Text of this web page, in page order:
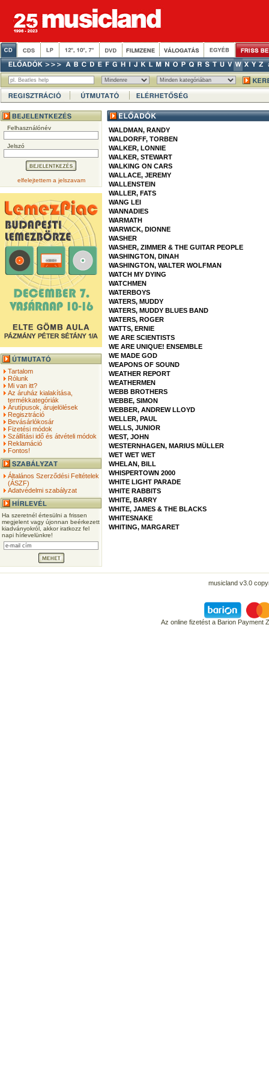
Felhasználónév
Jelszó
elfelejtettem a jelszavam
Tartalom
Rólunk
Mi van itt?
Az áruház kialakítása,
termékkategóriák
Árutípusok, árujelölések
Regisztráció
Bevásárlókosár
Fizetési módok
Szállítási idő és átvételi módok
Reklamáció
Fontos!
Általános Szerződési Feltételek
(ÁSZF)
Adatvédelmi szabályzat
Ha szeretnél értesülni a frissen
megjelent vagy újonnan beérkezett
kiadványokról, akkor iratkozz fel
napi hírlevelünkre!
WALDMAN, RANDY
WALDORFF, TORBEN
WALKER, LONNIE
WALKER, STEWART
WALKING ON CARS
WALLACE, JEREMY
WALLENSTEIN
WALLER, FATS
WANG LEI
WANNADIES
WARMATH
WARWICK, DIONNE
WASHER
WASHER, ZIMMER & THE GUITAR PEOPLE
WASHINGTON, DINAH
WASHINGTON, WALTER WOLFMAN
WATCH MY DYING
WATCHMEN
WATERBOYS
WATERS, MUDDY
WATERS, MUDDY BLUES BAND
WATERS, ROGER
WATTS, ERNIE
WE ARE SCIENTISTS
WE ARE UNIQUE! ENSEMBLE
WE MADE GOD
WEAPONS OF SOUND
WEATHER REPORT
WEATHERMEN
WEBB BROTHERS
WEBBE, SIMON
WEBBER, ANDREW LLOYD
WELLER, PAUL
WELLS, JUNIOR
WEST, JOHN
WESTERNHAGEN, MARIUS MÜLLER
WET WET WET
WHELAN, BILL
WHISPERTOWN 2000
WHITE LIGHT PARADE
WHITE RABBITS
WHITE, BARRY
WHITE, JAMES & THE BLACKS
WHITESNAKE
WHITING, MARGARET
musicland v3.0
Az online fizetést a Barion Payment